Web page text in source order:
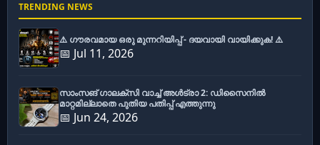
TRENDING NEWS
⚠️ ഗൗരവമായ ഒരു മുന്നറിയിപ്പ് - ദയവായി വായിക്കുക! ⚠️
📅 Jul 11, 2026
സാംസങ് ഗാലക്സി വാച്ച് അൾട്രാ 2: ഡിസൈനിൽ
മാറ്റമില്ലാതെ പുതിയ പതിപ്പ് എത്തുന്നു
📅 Jun 24, 2026